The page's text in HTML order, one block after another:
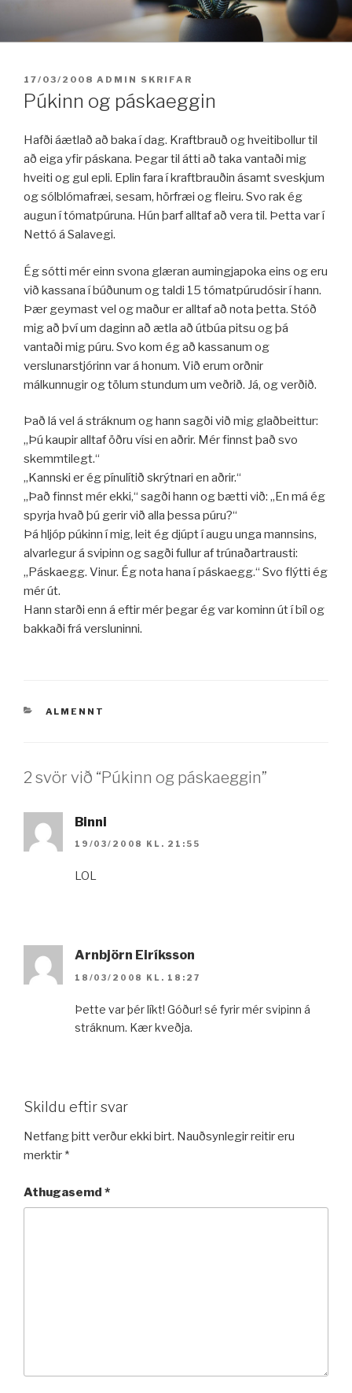
efni
BIRT:
17/03/2008 ADMIN SKRIFAR
Púkinn og páskaeggin
Hafði áætlað að baka í dag. Kraftbrauð og hveitibollur til
að eiga yfir páskana. Þegar til átti að taka vantaði mig
hveiti og gul epli. Eplin fara í kraftbrauðin ásamt sveskjum
og sólblómafræi, sesam, hörfræi og fleiru. Svo rak ég
augun í tómatpúruna. Hún þarf alltaf að vera til. Þetta var í
Nettó á Salavegi.
Ég sótti mér einn svona glæran aumingjapoka eins og eru
við kassana í búðunum og taldi 15 tómatpúrudósir í hann.
Þær geymast vel og maður er alltaf að nota þetta. Stóð
mig að því um daginn að ætla að útbúa pitsu og þá
vantaði mig púru. Svo kom ég að kassanum og
verslunarstjórinn var á honum. Við erum orðnir
málkunnugir og tölum stundum um veðrið. Já, og verðið.
Það lá vel á stráknum og hann sagði við mig glaðbeittur:
„Þú kaupir alltaf öðru vísi en aðrir. Mér finnst það svo
skemmtilegt.“
„Kannski er ég pínulítið skrýtnari en aðrir.“
„Það finnst mér ekki,“ sagði hann og bætti við: „En má ég
spyrja hvað þú gerir við alla þessa púru?“
Þá hljóp púkinn í mig, leit ég djúpt í augu unga mannsins,
alvarlegur á svipinn og sagði fullur af trúnaðartrausti:
„Páskaegg. Vinur. Ég nota hana í páskaegg.“ Svo flýtti ég
mér út.
Hann starði enn á eftir mér þegar ég var kominn út í bíl og
bakkaði frá versluninni.
VÖRUFLOKKAR
ALMENNT
2 svör við “Púkinn og páskaeggin”
Binni
19/03/2008 KL. 21:55
LOL
Arnbjörn Eiríksson
18/03/2008 KL. 18:27
Þette var þér líkt! Góður! sé fyrir mér svipinn á
stráknum. Kær kveðja.
Skildu eftir svar
Netfang þitt verður ekki birt. Nauðsynlegir reitir eru
merktir *
Athugasemd *